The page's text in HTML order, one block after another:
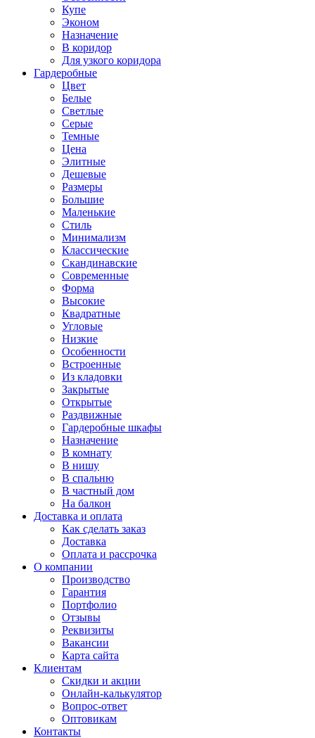
Купе
Эконом
Назначение
В коридор
Для узкого коридора
Гардеробные
Цвет
Белые
Светлые
Серые
Темные
Цена
Элитные
Дешевые
Размеры
Большие
Маленькие
Стиль
Минимализм
Классические
Скандинавские
Современные
Форма
Высокие
Квадратные
Угловые
Низкие
Особенности
Встроенные
Из кладовки
Закрытые
Открытые
Раздвижные
Гардеробные шкафы
Назначение
В комнату
В нишу
В спальню
В частный дом
На балкон
Доставка и оплата
Как сделать заказ
Доставка
Оплата и рассрочка
О компании
Производство
Гарантия
Портфолио
Отзывы
Реквизиты
Вакансии
Карта сайта
Клиентам
Скидки и акции
Онлайн-калькулятор
Вопрос-ответ
Оптовикам
Контакты